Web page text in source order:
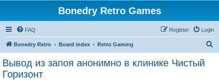
Bonedry Retro Games
FAQ Login
Register
Bonedry Retro Board index Retro Gaming
Вывод из запоя анонимно в клинике Чистый
Горизонт